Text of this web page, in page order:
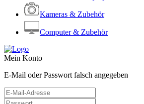
Kameras & Zubehör
Computer & Zubehör
Mein Konto
E-Mail oder Passwort falsch angegeben